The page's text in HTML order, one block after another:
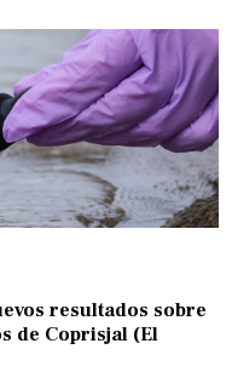
resultados sobre
de Coprisjal (El